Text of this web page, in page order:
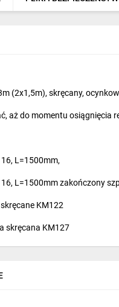
(2x1,5m), skręcany,
aż do momentu osiągnięcia
L=1500mm,
L=1500mm zakończony
KM122
skręcana KM127
skręcana KM128
uziomu o kolejne